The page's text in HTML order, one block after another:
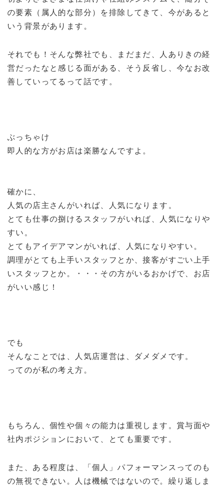
の要素（属人的な部分）を排除してきて、今があると
いう背景があります。
それでも！そんな弊社でも、まだまだ、人ありきの経
営だったなと感じる面がある、そう反省し、今なお改
善していってるって話です。
ぶっちゃけ
即人的な方がお店は楽勝なんですよ。
確かに、
人気の店主さんがいれば、人気になります。
とても仕事の捌けるスタッフがいれば、人気になりや
すい。
とてもアイデアマンがいれば、人気になりやすい。
調理がとても上手いスタッフとか、接客がすごい上手
いスタッフとか。・・・その方がいるおかげで、お店
がいい感じ！
でも
そんなことでは、人気店運営は、ダメダメです。
ってのが私の考え方。
もちろん、個性や個々の能力は重視します。賞与面や
社内ポジションにおいて、とても重要です。
また、ある程度は、「個人」パフォーマンスってのも
の無視できない。人は機械ではないので。繰り返しま